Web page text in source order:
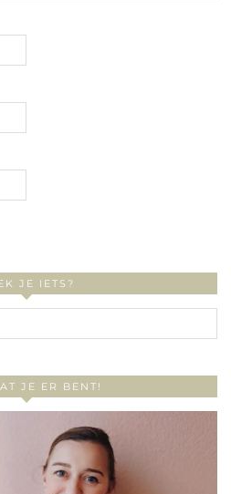
JE IETS?
JE ER BENT!